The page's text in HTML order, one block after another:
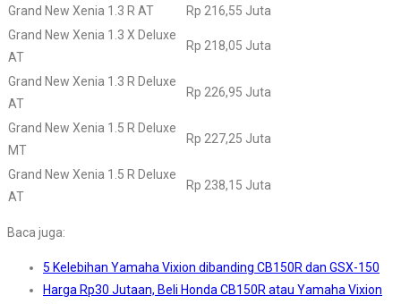
Grand New Xenia 1.3 R AT
Rp 216,55 Juta
Grand New Xenia 1.3 X Deluxe
AT
Rp 218,05 Juta
Grand New Xenia 1.3 R Deluxe
AT
Rp 226,95 Juta
Grand New Xenia 1.5 R Deluxe
MT
Rp 227,25 Juta
Grand New Xenia 1.5 R Deluxe
AT
Rp 238,15 Juta
Baca juga:
5 Kelebihan Yamaha Vixion dibanding CB150R dan GSX-150
Harga Rp30 Jutaan, Beli Honda CB150R atau Yamaha Vixion